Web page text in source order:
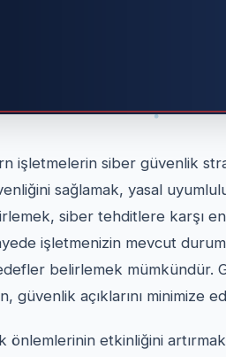
işletmelerin siber güvenlik
sağlamak, yasal
siber tehditlere karşı en
işletmenizin mevcut
belirlemek mümkündür.
güvenlik açıklarını minimize
önlemlerinin etkinliğini